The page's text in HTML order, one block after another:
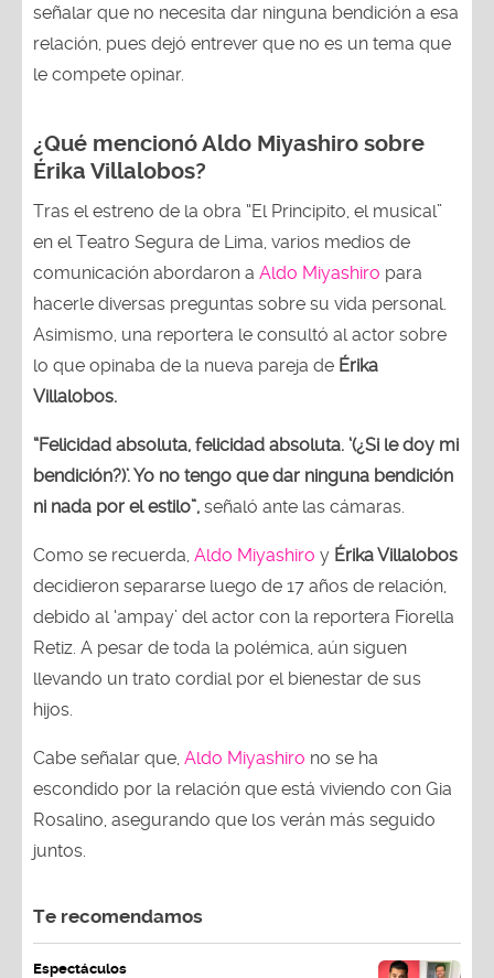
señalar que no necesita dar ninguna bendición a esa
relación, pues dejó entrever que no es un tema que
le compete opinar.
¿Qué mencionó Aldo Miyashiro sobre
Érika Villalobos?
Tras el estreno de la obra “El Principito, el musical”
en el Teatro Segura de Lima, varios medios de
comunicación abordaron a Aldo Miyashiro para
hacerle diversas preguntas sobre su vida personal.
Asimismo, una reportera le consultó al actor sobre
lo que opinaba de la nueva pareja de Érika
Villalobos.
“Felicidad absoluta, felicidad absoluta. ‘(¿Si le doy mi
bendición?)’. Yo no tengo que dar ninguna bendición
ni nada por el estilo”, señaló ante las cámaras.
Como se recuerda, Aldo Miyashiro y Érika Villalobos
decidieron separarse luego de 17 años de relación,
debido al ‘ampay’ del actor con la reportera Fiorella
Retiz. A pesar de toda la polémica, aún siguen
llevando un trato cordial por el bienestar de sus
hijos.
Cabe señalar que, Aldo Miyashiro no se ha
escondido por la relación que está viviendo con Gia
Rosalino, asegurando que los verán más seguido
juntos.
Te recomendamos
Espectáculos